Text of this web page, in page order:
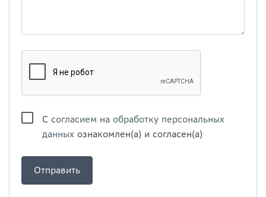
С согласием на обработку персональных
данных ознакомлен(а) и согласен(а)